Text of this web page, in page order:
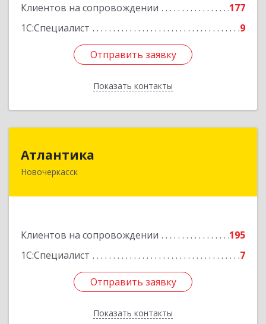
Клиентов на сопровождении
177
1С:Специалист
9
Отправить заявку
Показать контакты
Отправить заявку
Назад
Атлантика
Новочеркасск
Клиентов на сопровождении
195
1С:Специалист
7
Отправить заявку
Показать контакты
346428, Ростовская обл, Новочеркасск г,
Отправить заявку
Назад